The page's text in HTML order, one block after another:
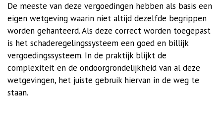
De meeste van deze vergoedingen hebben als basis een
eigen wetgeving waarin niet altijd dezelfde begrippen
worden gehanteerd. Als deze correct worden toegepast
is het schaderegelingssysteem een goed en billijk
vergoedingssysteem. In de praktijk blijkt de
complexiteit en de ondoorgrondelijkheid van al deze
wetgevingen, het juiste gebruik hiervan in de weg te
staan.